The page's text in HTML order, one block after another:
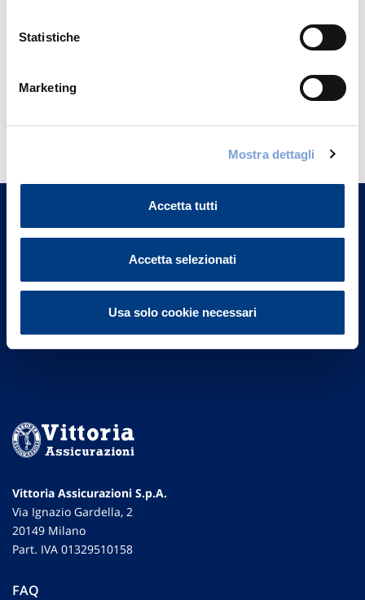
Statistiche
Marketing
Mostra dettagli
Accetta tutti
Accetta selezionati
Usa solo cookie necessari
Hai bisogno di
Contattaci
Vittoria Assicurazioni S.p.A.
Via Ignazio Gardella, 2
20149 Milano
Part. IVA 01329510158
FAQ